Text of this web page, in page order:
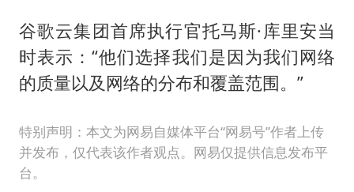
谷歌云集团首席执行官托马斯·库里安当
时表示：“他们选择我们是因为我们网络
的质量以及网络的分布和覆盖范围。”
特别声明：本文为网易自媒体平台“网易号”作者上传
并发布，仅代表该作者观点。网易仅提供信息发布平
台。